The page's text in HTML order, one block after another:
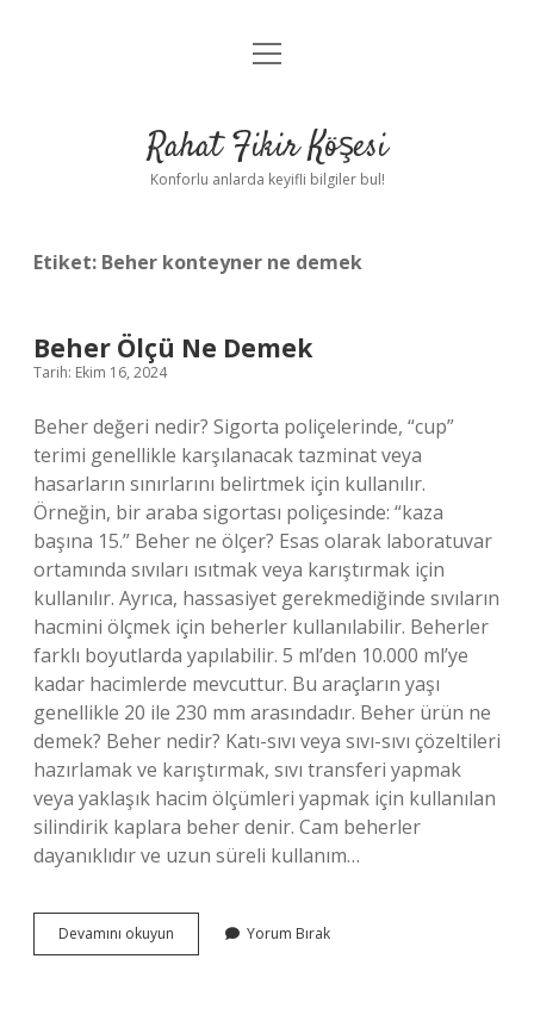
Anasayfa
Yasal Uyarı
menüyü
Rahat Fikir Köşesi
Konforlu anlarda keyifli bilgiler bul!
Etiket: Beher konteyner ne demek
Beher Ölçü Ne Demek
Tarih: Ekim 16, 2024
Beher değeri nedir? Sigorta poliçelerinde, “cup”
terimi genellikle karşılanacak tazminat veya
hasarların sınırlarını belirtmek için kullanılır.
Örneğin, bir araba sigortası poliçesinde: “kaza
başına 15.” Beher ne ölçer? Esas olarak laboratuvar
ortamında sıvıları ısıtmak veya karıştırmak için
kullanılır. Ayrıca, hassasiyet gerekmediğinde sıvıların
hacmini ölçmek için beherler kullanılabilir. Beherler
farklı boyutlarda yapılabilir. 5 ml’den 10.000 ml’ye
kadar hacimlerde mevcuttur. Bu araçların yaşı
genellikle 20 ile 230 mm arasındadır. Beher ürün ne
demek? Beher nedir? Katı-sıvı veya sıvı-sıvı çözeltileri
hazırlamak ve karıştırmak, sıvı transferi yapmak
veya yaklaşık hacim ölçümleri yapmak için kullanılan
silindirik kaplara beher denir. Cam beherler
dayanıklıdır ve uzun süreli kullanım…
Devamını okuyun
Ölçü
Yorum Bırak